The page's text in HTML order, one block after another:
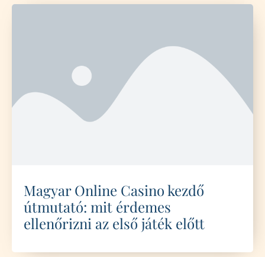
Magyar Online Casino kezdő
útmutató: mit érdemes
ellenőrizni az első játék előtt